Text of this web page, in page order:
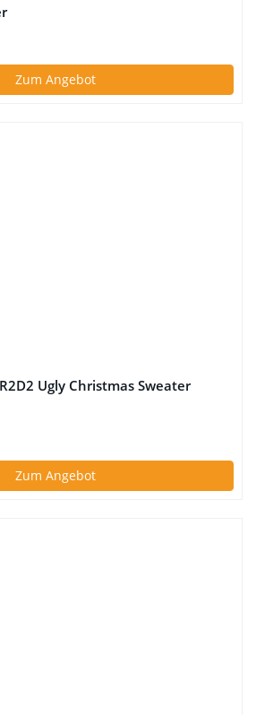
Zum Angebot
Ugly Christmas Sweater
Zum Angebot